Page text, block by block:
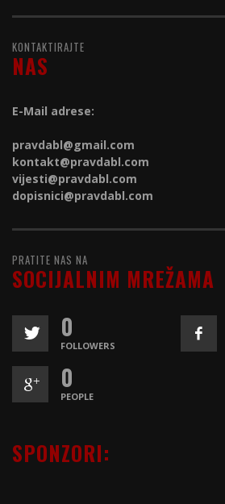
KONTAKTIRAJTE
NAS
E-Mail adrese:
pravdabl@gmail.com
kontakt@pravdabl.com
vijesti@pravdabl.com
dopisnici@pravdabl.com
PRATITE NAS NA
SOCIJALNIM MREŽAMA
0
FOLLOWERS
0
PEOPLE
SPONZORI: